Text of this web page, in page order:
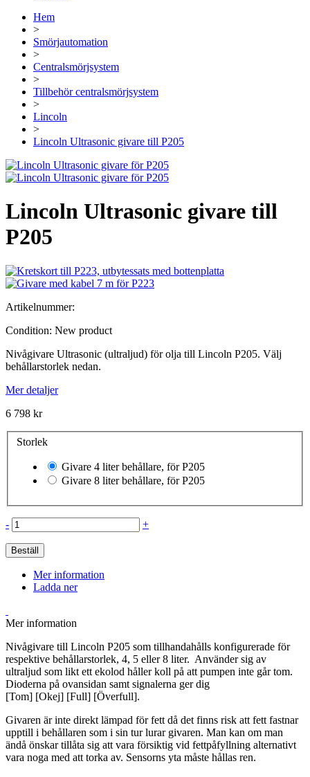
Hem
>
Smörjautomation
>
Centralsmörjsystem
>
Tillbehör centralsmörjsystem
>
Lincoln
>
Lincoln Ultrasonic givare till P205
Lincoln Ultrasonic givare till
P205
Artikelnummer:
Condition: New product
Nivågivare Ultrasonic (ultraljud) för olja till Lincoln P205. Välj
behållarstorlek nedan.
Mer detaljer
6 798 kr
Storlek
Givare 4 liter behållare, för P205
Givare 8 liter behållare, för P205
- +
Beställ
Mer information
Ladda ner
Mer information
Nivågivare till Lincoln P205 som tillhandahålls konfigurerade för
respektive behållarstorlek, 4, 5 eller 8 liter. Använder sig av
ultraljud som likt ett ekolod håller koll på att pumpen inte går tom.
Dioderna på ovansidan samt signalerna ger dig
[Tom] [Okej] [Full] [Överfull].
Givaren är inte direkt lämpad för fett då det finns risk att fett fastnar
upptill i behållaren som i sin tur lurar givaren. Man kan om man
ändå önskar tillåta sig att vara försiktig vid fettpåfyllning alternativt
vara noga med att torka av. Sensorns yta måste hållas ren.